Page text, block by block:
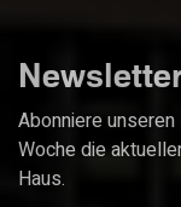
Abonniere
Woche die
Haus.